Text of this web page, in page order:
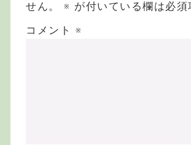
せん。
※ が付いている欄は必須
コメント ※